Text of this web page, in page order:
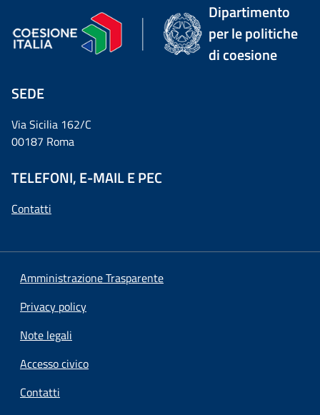
Dipartimento
per le politiche
di coesione
SEDE
Via Sicilia 162/C
00187 Roma
TELEFONI, E-MAIL E PEC
Contatti
Amministrazione Trasparente
Privacy policy
Note legali
Accesso civico
Contatti